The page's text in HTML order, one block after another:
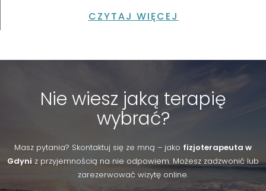
CZYTAJ WIĘCEJ
Nie wiesz jaką terapię
wybrać?
Masz pytania? Skontaktuj się ze mną – jako fizjoterapeuta w
Gdyni z przyjemnością na nie odpowiem. Możesz zadzwonić lub
zarezerwować wizytę online.